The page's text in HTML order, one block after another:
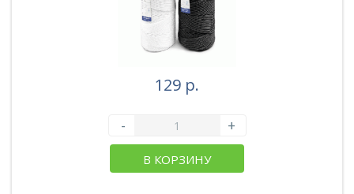
129 р.
- +
В КОРЗИНУ